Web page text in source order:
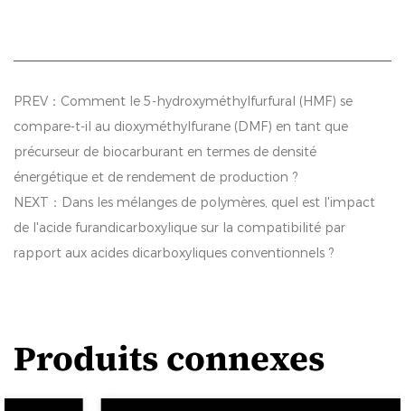
PREV：Comment le 5-hydroxyméthylfurfural (HMF) se
compare-t-il au dioxyméthylfurane (DMF) en tant que
précurseur de biocarburant en termes de densité
énergétique et de rendement de production ?
NEXT：Dans les mélanges de polymères, quel est l'impact
de l'acide furandicarboxylique sur la compatibilité par
rapport aux acides dicarboxyliques conventionnels ?
Produits connexes